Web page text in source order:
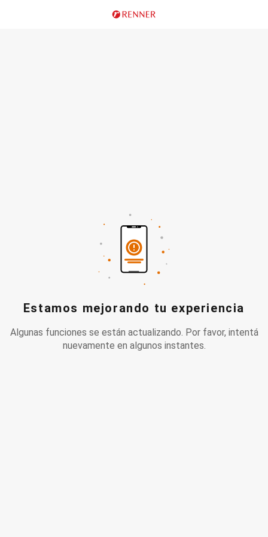
Estamos mejorando tu experiencia
Algunas funciones se están actualizando. Por favor, intentá
nuevamente en algunos instantes.